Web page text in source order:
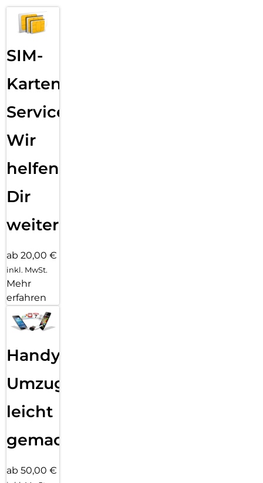
SIM-
Karten
Service:
Wir
helfen
Dir
weiter
ab 20,00 €
inkl. MwSt.
Mehr
erfahren
Handy
Umzug
leicht
gemacht!
ab 50,00 €